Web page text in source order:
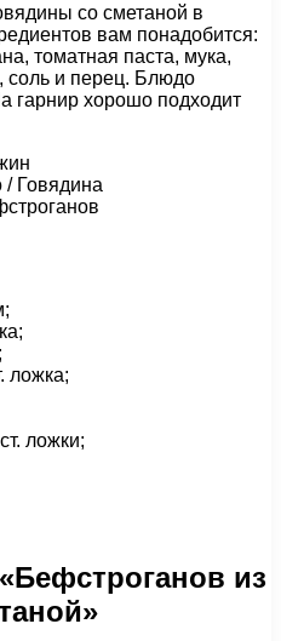
со сметаной в
вам понадобится:
томатная паста, мука,
соль и перец. Блюдо
гарнир хорошо подходит
Говядина
ложка;
ложки;
из